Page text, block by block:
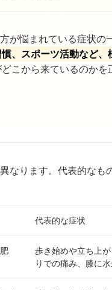
が悩まれている症状の
、スポーツ活動など
こから来ているのかを
なります。代表的なも
代表的な症状
歩き始めや立ち上
りでの痛み、膝に